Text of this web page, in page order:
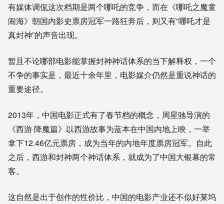
有媒体调侃这次档期是两个哪吒的竞争，而在《哪吒之魔童
闹海》朝国内影史票房冠军一路狂奔后，则又有“哪吒才是
真封神”的声音出现。
暂且不论哪部电影能掌握封神神话体系的当下解释权，一个
不争的事实是，最近十余年里，电影媒介仍然是重说神话的
重要途径。
2013年，中国电影正式有了春节档的概念，周星驰导演的
《西游·降魔篇》以西游故事为蓝本在中国内地上映，一举
拿下12.46亿元票房，成为当年的内地年度票房冠军。自此
之后，西游和封神两个神话体系，就成为了中国大银幕的常
客。
这自然是出于创作的性价比，中国的电影产业还不似好莱坞